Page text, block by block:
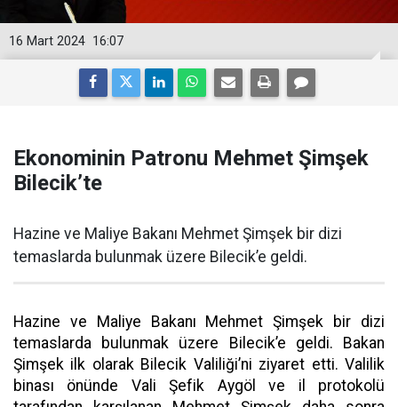
16:07
16 Mart 2024
Ekonominin Patronu Mehmet Şimşek
Bilecik’te
Hazine ve Maliye Bakanı Mehmet Şimşek bir dizi
temaslarda bulunmak üzere Bilecik’e geldi.
Hazine ve Maliye Bakanı Mehmet Şimşek bir dizi
temaslarda bulunmak üzere Bilecik’e geldi. Bakan
Şimşek ilk olarak Bilecik Valiliği’ni ziyaret etti. Valilik
binası önünde Vali Şefik Aygöl ve il protokolü